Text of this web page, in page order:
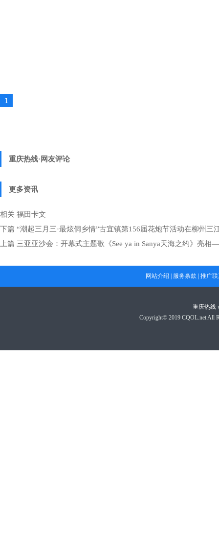
1
重庆热线·网友评论
更多资讯
相关 福田卡文
下篇 “潮起三月三·最炫侗乡情”古宜镇第156届花炮节活动在柳州三
上篇 三亚亚沙会：开幕式主题歌《See ya in Sanya天海之约》亮
网站介绍 服务条款 推广
重庆热线
Copyright© 2019 CQOL.net All